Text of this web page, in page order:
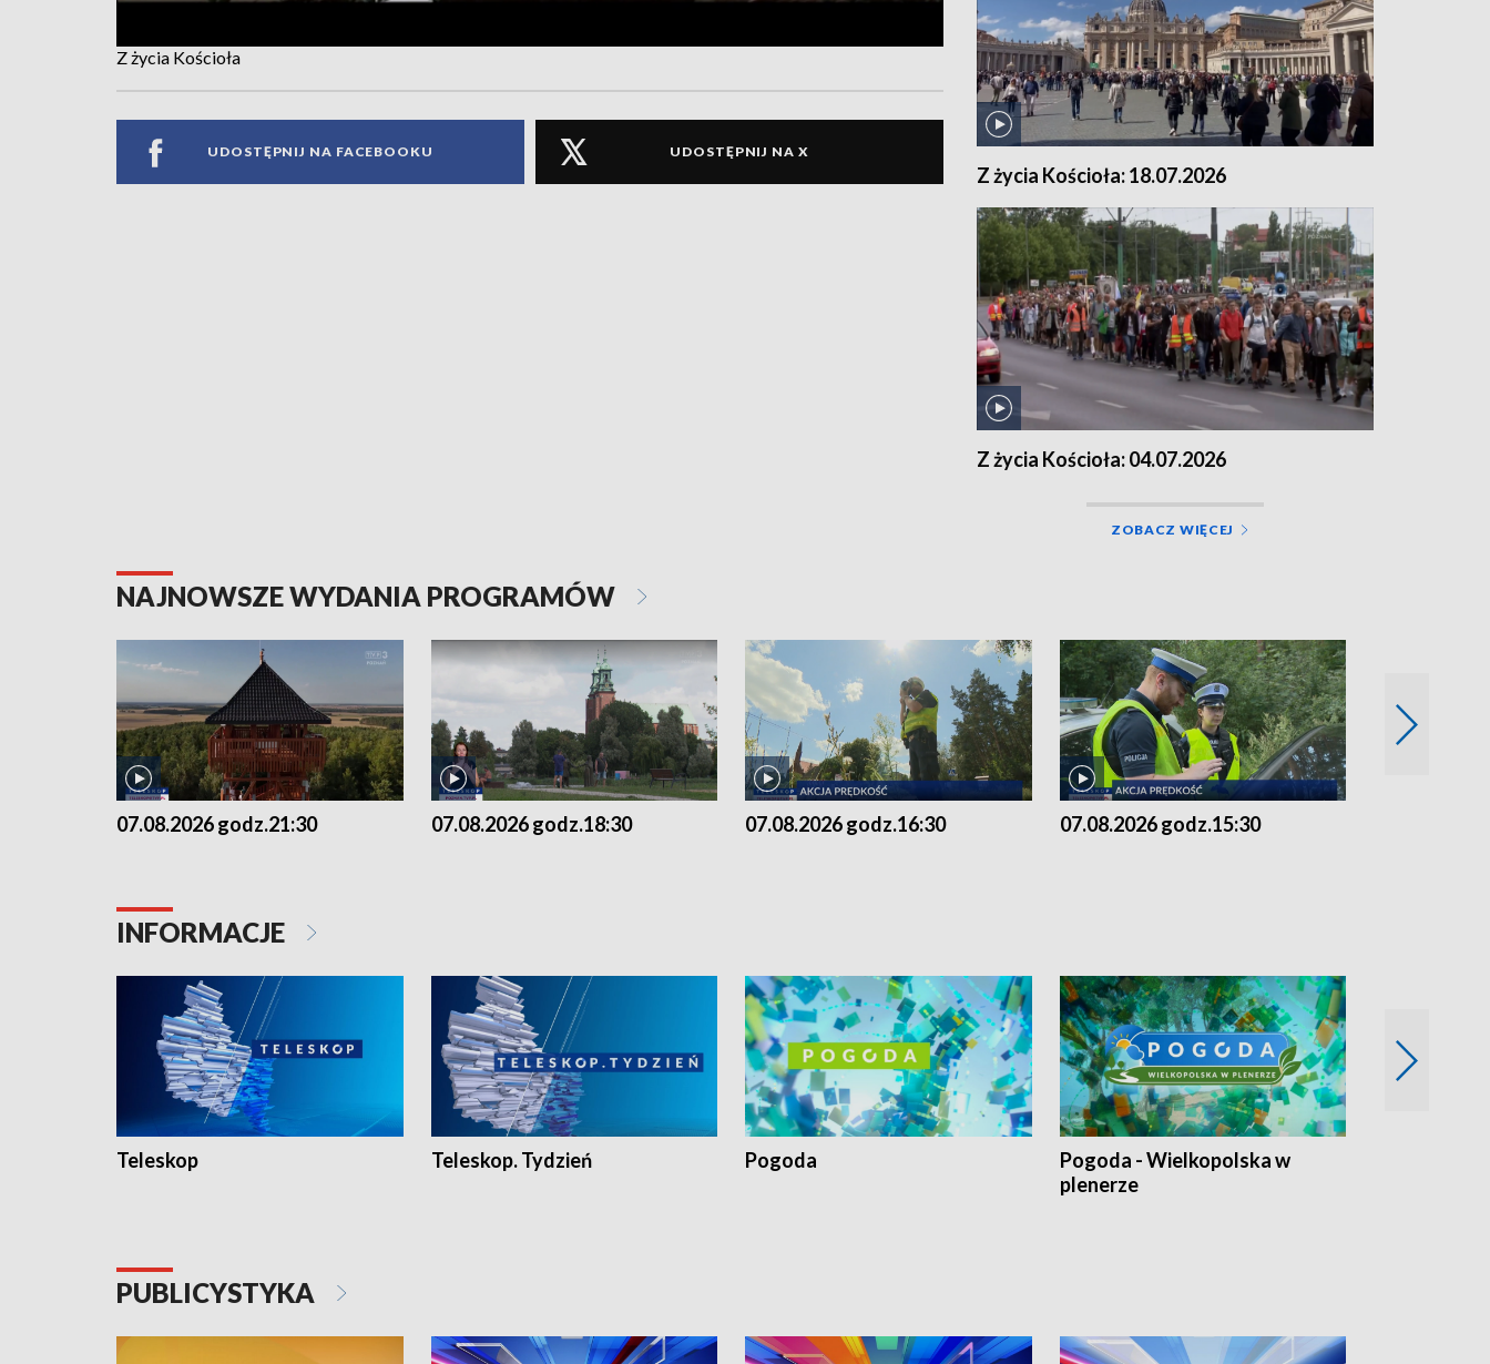
Z życia Kościoła
UDOSTĘPNIJ NA FACEBOOKU UDOSTĘPNIJ NA X
Z życia Kościoła: 18.07.2026
Z życia Kościoła: 04.07.2026
ZOBACZ WIĘCEJ
NAJNOWSZE WYDANIA PROGRAMÓW
07.08.2026 godz.21:30 07.08.2026 godz.18:30 07.08.2026 godz.16:30 07.08.2026 godz.15:30
INFORMACJE
Teleskop Teleskop. Tydzień Pogoda
Pogoda - Wielkopolska w
plenerze
PUBLICYSTYKA